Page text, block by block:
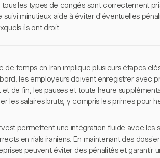
tous les types de congés sont correctement
minutieux aide à éviter d'éventuelles
ils ont droit.
temps en Iran implique plusieurs étapes
les employeurs doivent enregistrer avec
de fin, les pauses et toute heure
les salaires bruts, y compris les primes pour
permettent une intégration fluide avec les
en rials iraniens. En maintenant des
peuvent éviter des pénalités et garantir